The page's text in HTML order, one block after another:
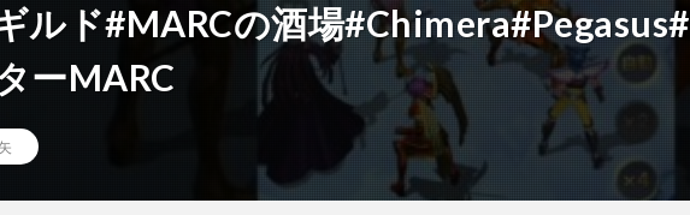
ルド#MARCの酒場#Chimera#Pegasus#
ーMARC